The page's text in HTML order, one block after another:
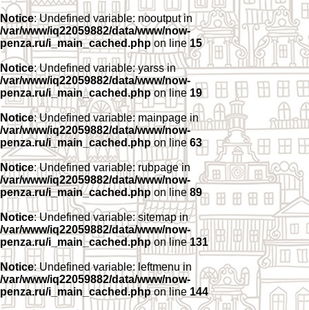
Notice: Undefined variable: nooutput in
/var/www/iq22059882/data/www/now-
penza.ru/i_main_cached.php on line 15
Notice: Undefined variable: yarss in
/var/www/iq22059882/data/www/now-
penza.ru/i_main_cached.phpon line 19
Notice: Undefined variable: mainpage in
/var/www/iq22059882/data/www/now-
penza.ru/i_main_cached.php on line 63
Notice: Undefined variable: rubpage in
/var/www/iq22059882/data/www/now-
penza.ru/i_main_cached.php on line 89
Notice: Undefined variable: sitemap in
/var/www/iq22059882/data/www/now-
penza.ru/i_main_cached.phpon line131
Notice: Undefined variable: leftmenu in
/var/www/iq22059882/data/www/now-
penza.ru/i_main_cached.phpon line 144